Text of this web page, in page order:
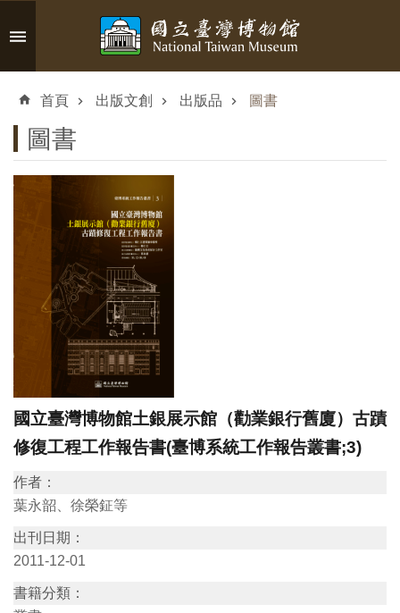
跳到主要內容區塊
搜
資
訊
展
覽
資
訊
首頁 出版文創 出版品 圖書
圖書
國立臺灣博物館土銀展示館（勸業銀行舊廈）古蹟
修復工程工作報告書(臺博系統工作報告叢書;3)
作者：
葉永韶、徐榮鉦等
出刊日期：
2011-12-01
書籍分類：